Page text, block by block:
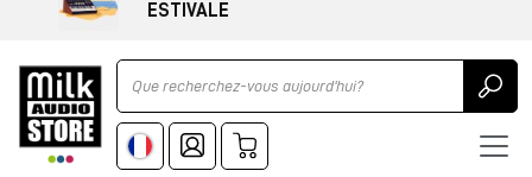
ESTIVALE
Ricerca